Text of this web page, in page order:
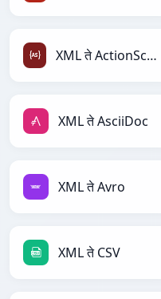
XML ते ActionScript
XML ते AsciiDoc
XML ते Avro
XML ते CSV